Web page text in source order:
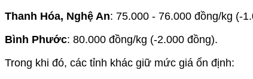
Thanh Hóa, Nghệ An: 75.000 - 76.000 đồng/kg (-
Bình Phước: 80.000 đồng/kg (-2.000 đồng).
Trong khi đó, các tỉnh khác giữ mức giá ổn định: